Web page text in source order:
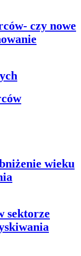
czy nowe
wieku
sektorze